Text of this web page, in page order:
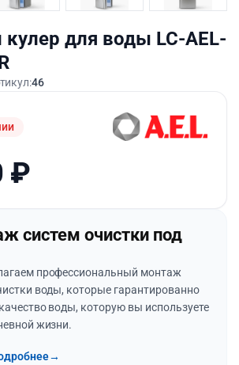
для воды LC-AEL-
46
₽
систем очистки под
профессиональный монтаж
воды, которые гарантированно
воды, которую вы используете
жизни.
→